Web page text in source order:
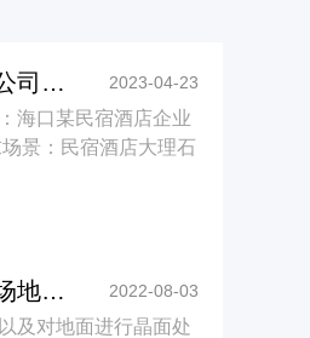
地板打磨抛光机公司订制，海口民宿酒店大理石打磨抛光机应用方案 2023-04-23
海口某民宿酒店企业
景：民宿酒店大理石
广州番禺万达广场地面保洁及晶面保养 2022-08-03
及对地面进行晶面处